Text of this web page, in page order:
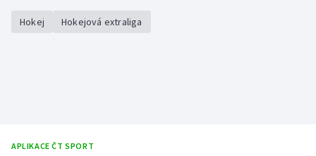
Hokej Hokejová extraliga
APLIKACE ČT SPORT